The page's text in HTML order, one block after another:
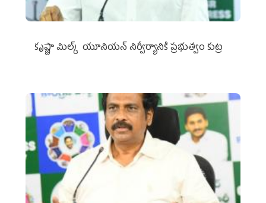
కృష్ణా మిల్క్‌ యూనియన్‌ నిర్వీర్యానికి ప్రభుత్వం కుట్ర